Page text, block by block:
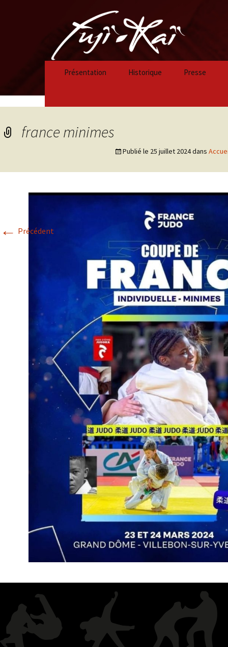
Présentation Historique
Historique 2018/2019
Historique 2017-2018
Historique 2016-2017
Historique 2015-2016
Presse
france minimes
Publié le 25 juillet 2024dans
← Précédent